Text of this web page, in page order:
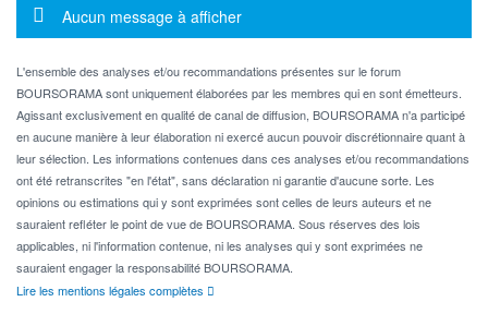
Message d'information
Aucun message à afficher
L'ensemble des analyses et/ou recommandations présentes sur le forum
BOURSORAMA sont uniquement élaborées par les membres qui en sont émetteurs.
Agissant exclusivement en qualité de canal de diffusion, BOURSORAMA n'a participé
en aucune manière à leur élaboration ni exercé aucun pouvoir discrétionnaire quant à
leur sélection. Les informations contenues dans ces analyses et/ou recommandations
ont été retranscrites "en l'état", sans déclaration ni garantie d'aucune sorte. Les
opinions ou estimations qui y sont exprimées sont celles de leurs auteurs et ne
sauraient refléter le point de vue de BOURSORAMA. Sous réserves des lois
applicables, ni l'information contenue, ni les analyses qui y sont exprimées ne
sauraient engager la responsabilité BOURSORAMA.
Lire les mentions légales complètes